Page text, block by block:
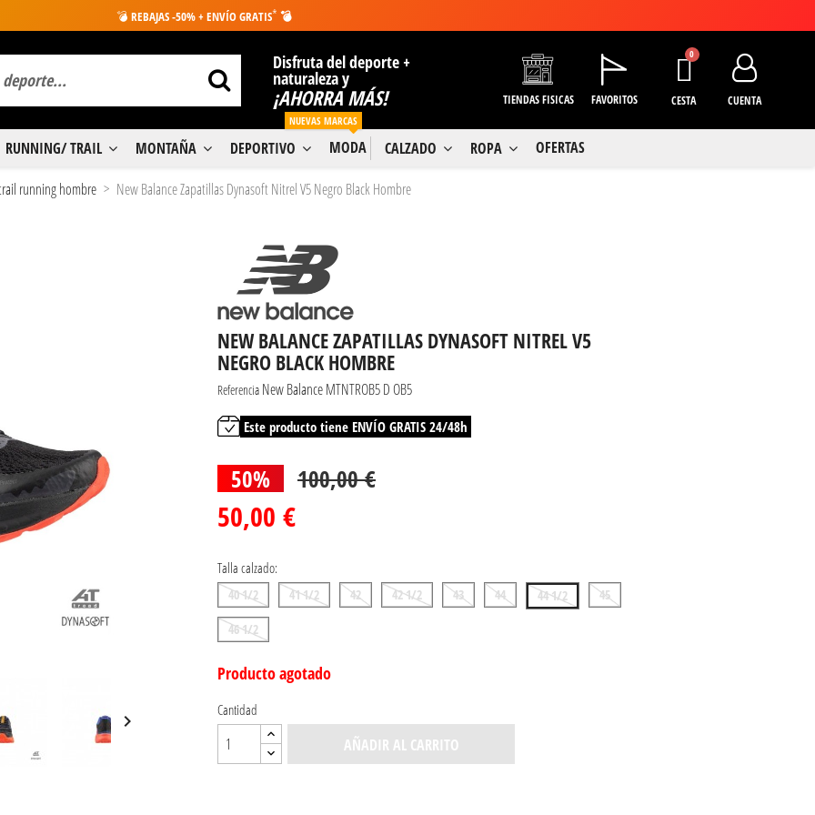
💣 REBAJAS -50% + ENVÍO GRATIS* 💣
Disfruta del deporte +
naturaleza y
¡AHORRA MÁS! TIENDAS FISICAS FAVORITOS CESTA CUENTA
RUNNING/ TRAIL MONTAÑA DEPORTIVO MODA
NUEVAS MARCAS
CALZADO ROPA OFERTAS
running hombre New Balance Zapatillas Dynasoft Nitrel V5 Negro Black Hombre

NEW BALANCE ZAPATILLAS DYNASOFT NITREL V5
NEGRO BLACK HOMBRE
Referencia New Balance MTNTROB5 D OB5
Este producto tiene ENVÍO GRATIS 24/48h
50% 100,00 €
50,00 €
Talla calzado:
40 1/2 41 1/2 42 42 1/2 43 44 44 1/2
45
46 1/2
Producto agotado
Cantidad
AÑADIR AL CARRITO